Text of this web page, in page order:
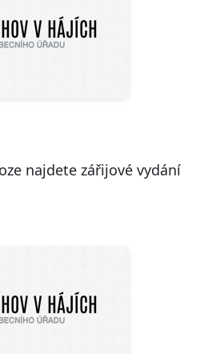
najdete zářijové vydání